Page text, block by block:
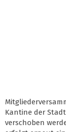
Kantine der
verschoben